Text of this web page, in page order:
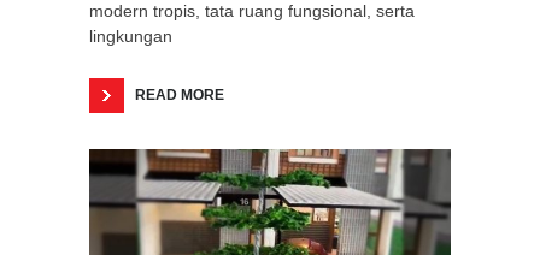
modern tropis, tata ruang fungsional, serta
lingkungan
READ MORE